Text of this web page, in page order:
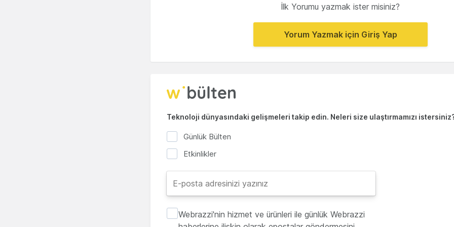
İlk Yorumu yazmak ister misiniz?
Yorum Yazmak için Giriş Yap
Teknoloji dünyasındaki gelişmeleri takip edin. Neleri size ulaştırmamızı
Günlük Bülten
Etkinlikler
Webrazzi'nin hizmet ve ürünleri ile günlük Webrazzi